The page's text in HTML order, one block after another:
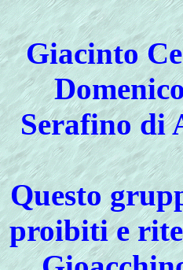
Giacinto
Serafino di
Questo
proibiti e